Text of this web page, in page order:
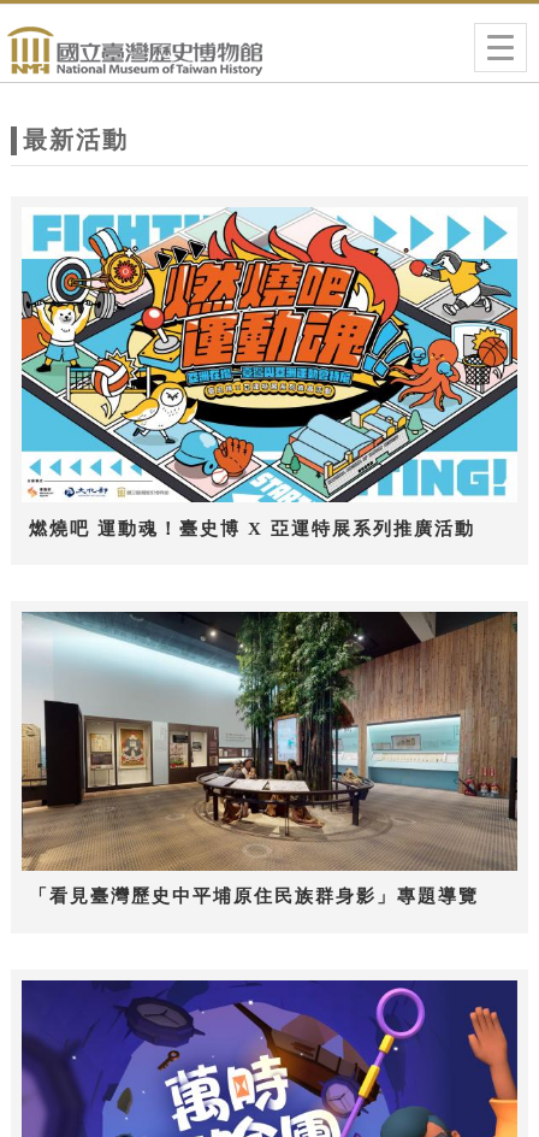
站最新活動
燃燒吧 運動魂！臺史博 X 亞運特展系列推廣活動
「看見臺灣歷史中平埔原住民族群身影」專題導覽